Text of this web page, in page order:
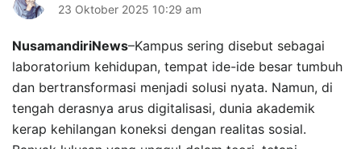
23 Oktober 2025 10:29 am
NusamandiriNews–Kampus sering disebut sebagai
laboratorium kehidupan, tempat ide-ide besar tumbuh
dan bertransformasi menjadi solusi nyata. Namun, di
tengah derasnya arus digitalisasi, dunia akademik
kerap kehilangan koneksi dengan realitas sosial.